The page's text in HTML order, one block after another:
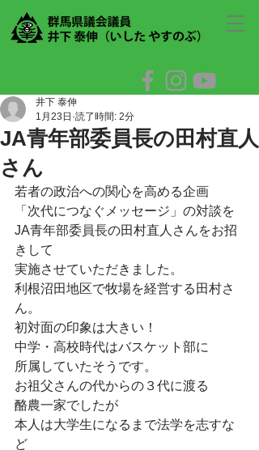
JA青年部委員長の田村直人
さん
井下 泰伸
1月23日 読了時間: 2分
若者の政治への関心を高める企画
「次代につなぐメッセージ」の対談を
JA青年部委員長の田村直人さんをお招
きして
実施させていただきました。
利根沼田地区で牧場を経営する田村さ
ん。
初対面の印象は大きい！
中学・高校時代はバスケット部に
所属していたそうです。
お祖父さんの代からの３代に渡る
酪農一家でしたが
本人は大学生になるまで法学を志すな
ど